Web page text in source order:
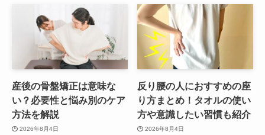
産後の骨盤矯正は意味な
い？必要性と悩み別のケア
方法を解説
2026年8月4日
反り腰の人におすすめの座
り方まとめ！タオルの使い
方や意識したい習慣も紹介
2026年8月4日